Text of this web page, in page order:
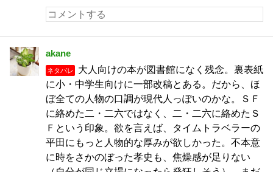
akane
ネタバレ
大人向けの本が図書館になく残念。裏表紙
に小・中学生向けに一部改稿とある。だから、ほ
ぼ全ての人物の口調が現代人っぽいのかな。ＳＦ
に絡めた二・二六ではなく、二・二六に絡めたＳ
Ｆという印象。欲を言えば、タイムトラベラーの
平田にもっと人物的な厚みが欲しかった。不本意
に時をさかのぼった孝史も、焦燥感が足りない